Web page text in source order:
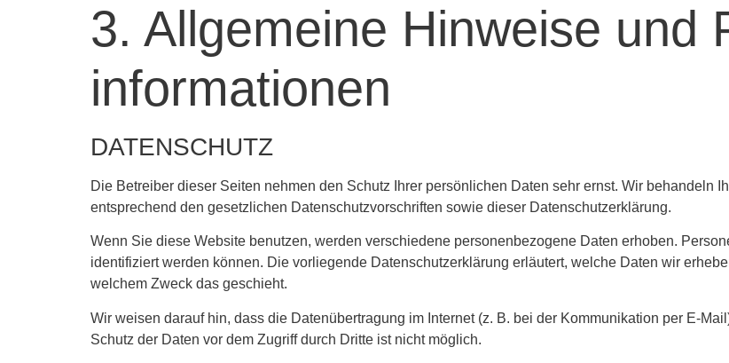
3. Allgemeine Hinweise und
informationen
DATENSCHUTZ
Die Betreiber dieser Seiten nehmen den Schutz Ihrer persönlichen Daten sehr ernst. Wir behandeln
entsprechend den gesetzlichen Datenschutzvorschriften sowie dieser Datenschutzerklärung.
Wenn Sie diese Website benutzen, werden verschiedene personenbezogene Daten erhoben.
identifiziert werden können. Die vorliegende Datenschutzerklärung erläutert, welche Daten wir
welchem Zweck das geschieht.
Wir weisen darauf hin, dass die Datenübertragung im Internet (z. B. bei der Kommunikation per E-
Schutz der Daten vor dem Zugriff durch Dritte ist nicht möglich.